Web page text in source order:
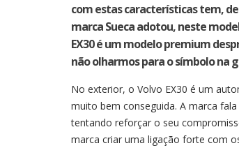
com estas características tem,
marca Sueca adotou, neste
EX30 é um modelo premium
não olharmos para o símbolo na
No exterior, o Volvo EX30 é um
muito bem conseguida. A marca
tentando reforçar o seu
marca criar uma ligação forte com